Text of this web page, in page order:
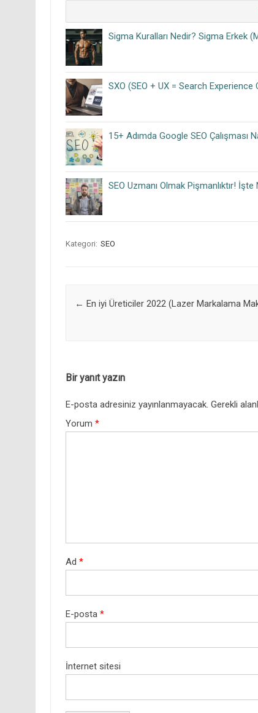
Sigma Kuralları Nedir? Sigma Erkek
SXO (SEO + UX = Search
15+ Adımda Google SEO Çalışması
SEO Uzmanı Olmak Pişmanlıktır!
Kategori: SEO
Post navigation
← En iyi Üreticiler 2022 (Lazer Markalama
Bir yanıt yazın
E-posta adresiniz yayınlanmayacak. Gerekli
Yorum *
Ad *
E-posta *
İnternet sitesi